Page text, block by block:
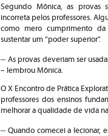
Segundo Mônica, as provas
incorreta pelos professores.
como mero cumprimento
sustentar um “poder superior”.
–As provas deveriam ser
– lembrou Mônica.
O X Encontro de Prática
professores dos ensinos
melhorar a qualidade de vida
– Quando comecei a lecionar,